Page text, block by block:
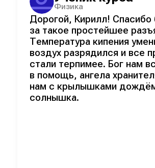
Физика
Дорогой, Кирилл!
за такое простейшее
Температура кипения
воздух разрядился и все
стали терпимее. Бог нам
в помощь, ангела
нам с крылышками
солнышка.